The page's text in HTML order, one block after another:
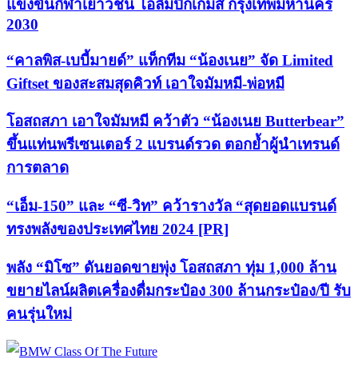
แข่งขันกีฬาเยาวชน โอลิมปิกเกมส์ กรุงเทพมหานคร
2030
“คาลพิส-เบบี้มายด์” แท็กทีม “น้องเนย” จัด Limited
Giftset ของสะสมสุดคิวท์ เอาใจมัมหมี-พ่อหมี
โอสถสภา เอาใจมัมหมี คว้าตัว “น้องเนย Butterbear”
ขึ้นแท่นพรีเซนเตอร์ 2 แบรนด์รวด ตอกย้ำผู้นำเทรนด์
การตลาด
“เอ็ม-150” และ “ซี-วิท” คว้ารางวัล “สุดยอดแบรนด์
ทรงพลังของประเทศไทย 2024 [PR]
พลัง “มิโซ” ดันยอดขายพุ่ง โอสถสภา ทุ่ม 1,000 ล้าน
ขยายไลน์ผลิตเครื่องดื่มกระป๋อง 300 ล้านกระป๋อง/ปี รับ
คนรุ่นใหม่